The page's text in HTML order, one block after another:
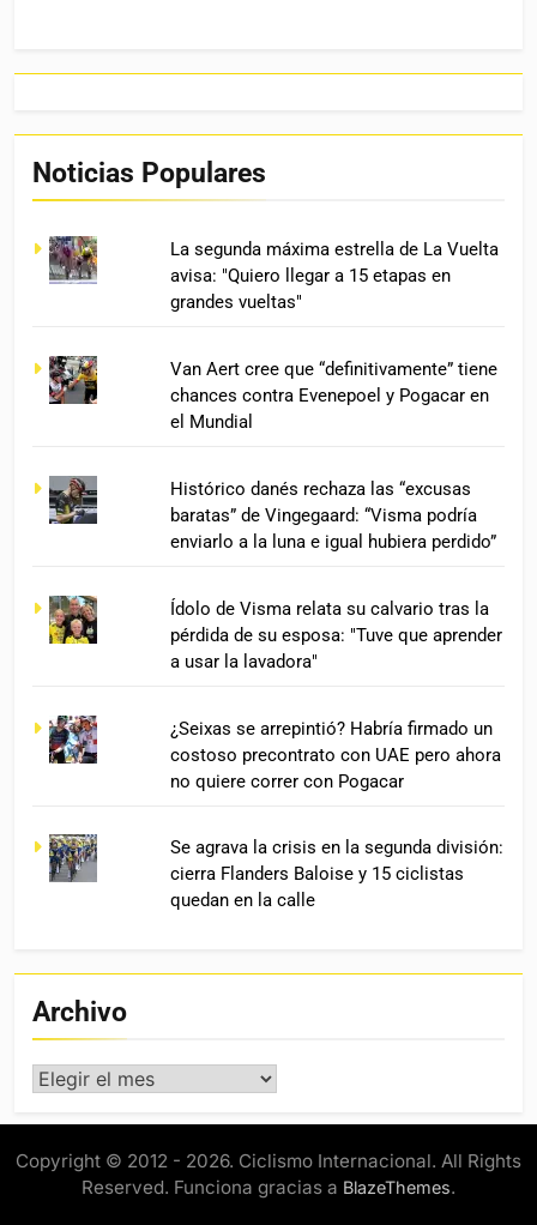
Noticias Populares
La segunda máxima estrella de La Vuelta
avisa: "Quiero llegar a 15 etapas en
grandes vueltas"
Van Aert cree que “definitivamente” tiene
chances contra Evenepoel y Pogacar en
el Mundial
Histórico danés rechaza las “excusas
baratas” de Vingegaard: “Visma podría
enviarlo a la luna e igual hubiera perdido”
Ídolo de Visma relata su calvario tras la
pérdida de su esposa: "Tuve que aprender
a usar la lavadora"
¿Seixas se arrepintió? Habría firmado un
costoso precontrato con UAE pero ahora
no quiere correr con Pogacar
Se agrava la crisis en la segunda división:
cierra Flanders Baloise y 15 ciclistas
quedan en la calle
Archivo
Archivo
Copyright © 2012 - 2026. Ciclismo Internacional. All Rights
Reserved. Funciona gracias a BlazeThemes.